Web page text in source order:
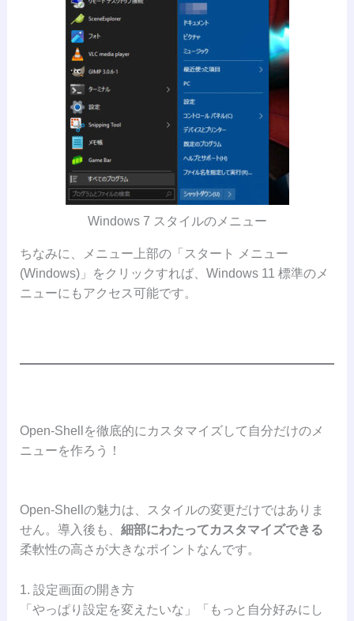
Windows 7 スタイルのメニュー
ちなみに、メニュー上部の「スタート メニュー
(Windows)」をクリックすれば、Windows 11 標準のメ
ニューにもアクセス可能です。
Open-Shellを徹底的にカスタマイズして自分だけのメ
ニューを作ろう！
Open-Shellの魅力は、スタイルの変更だけではありま
せん。導入後も、 細部にわたってカスタマイズできる
柔軟性の高さが大きなポイントなんです。
1. 設定画面の開き方
「やっぱり設定を変えたいな」「もっと自分好みにし